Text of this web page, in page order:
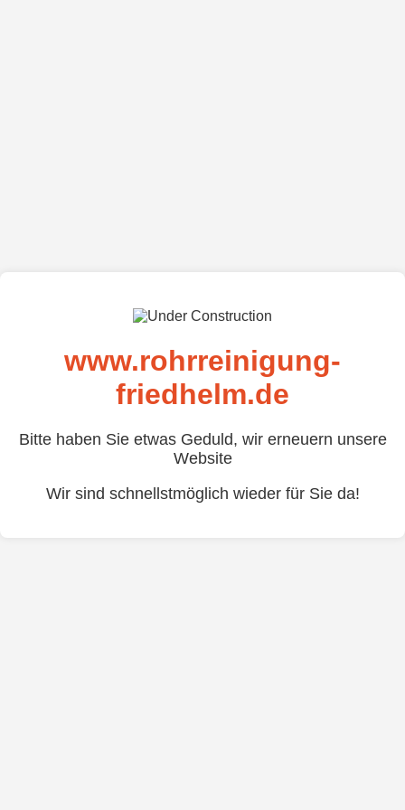
www.rohrreinigung-
friedhelm.de
Bitte haben Sie etwas Geduld, wir erneuern unsere
Website
Wir sind schnellstmöglich wieder für Sie da!